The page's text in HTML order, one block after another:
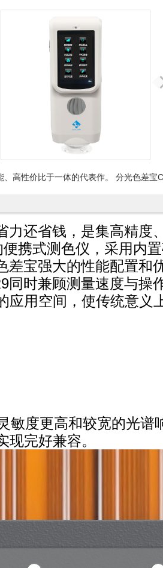
高性价比于一体的代表作。 分光色差
还省钱，是集高精度
携式测色仪，采用内
宝强大的性能配置
时兼顾测量速度与操
用空间，使传统意义
敏度更高和较宽的光
完好兼容。